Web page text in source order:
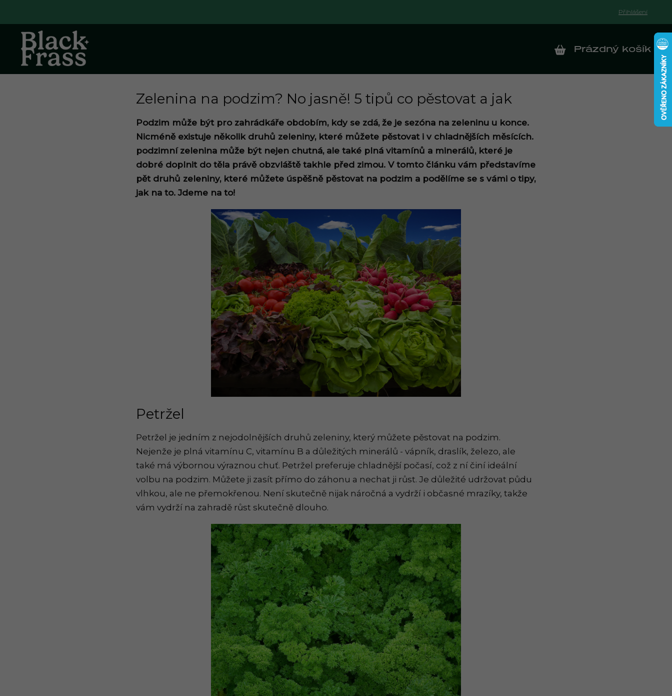
Přihlášení
NÁKUPNÍ KOŠÍK
Prázdný košík
Zelenina na podzim? No jasně! 5 tipů co pěstovat a jak
Podzim může být pro zahrádkáře obdobím, kdy se zdá, že je sezóna na zeleninu u konce.
Nicméně existuje několik druhů zeleniny, které můžete pěstovat i v chladnějších měsících.
podzimní zelenina může být nejen chutná, ale také plná vitamínů a minerálů, které je
dobré doplnit do těla právě obzvláště takhle před zimou. V tomto článku vám představíme
pět druhů zeleniny, které můžete úspěšně pěstovat na podzim a podělíme se s vámi o tipy,
jak na to. Jdeme na to!
Petržel
Petržel je jedním z nejodolnějších druhů zeleniny, který můžete pěstovat na podzim.
Nejenže je plná vitamínu C, vitamínu B a důležitých minerálů - vápník, draslík, železo, ale
také má výbornou výraznou chuť. Petržel preferuje chladnější počasí, což z ní činí ideální
volbu na podzim. Můžete ji zasít přímo do záhonu a nechat ji růst. Je důležité udržovat půdu
vlhkou, ale ne přemokřenou. Není skutečně nijak náročná a vydrží i občasné mrazíky, takže
vám vydrží na zahradě růst skutečně dlouho.